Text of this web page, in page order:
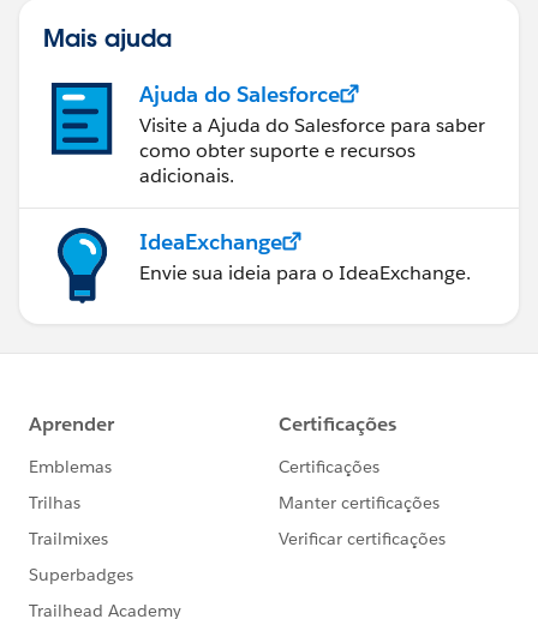
Mais ajuda
Ajuda do Salesforce
Visite a Ajuda do Salesforce para saber
como obter suporte e recursos
adicionais.
IdeaExchange
Envie sua ideia para o IdeaExchange.